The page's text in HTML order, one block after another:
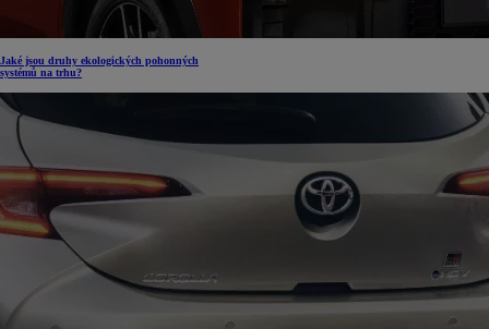
Jaké jsou druhy ekologických pohonných
systémů na trhu?